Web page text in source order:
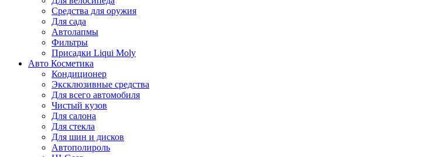
Средства для оружия
Для сада
Автолапмы
Фильтры
Присадки Liqui Moly
Авто Косметика
Кондиционер
Эксклюзивные средства
Для всего автомобиля
Чистый кузов
Для салона
Для стекла
Для шин и дисков
Автополироль